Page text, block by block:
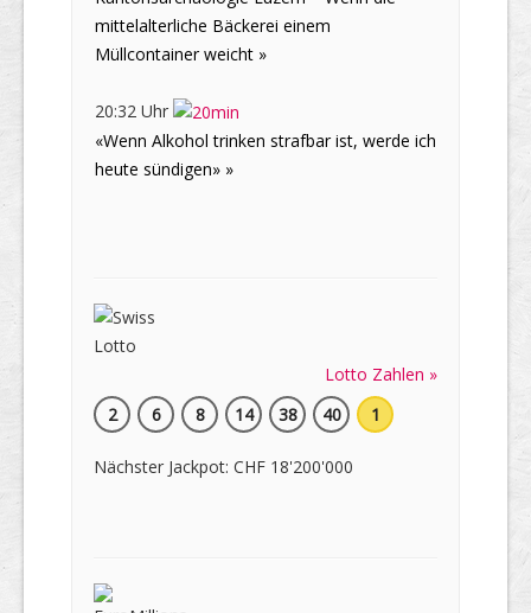
mittelalterliche Bäckerei einem
Müllcontainer weicht »
20:32 Uhr
«Wenn Alkohol trinken strafbar ist, werde ich
heute sündigen» »
Lotto Zahlen »
2
6 8 14 38 40 1
Nächster Jackpot: CHF 18'200'000